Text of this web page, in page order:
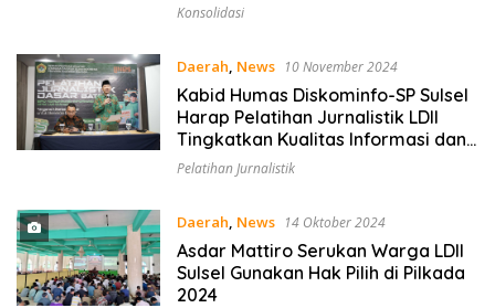
Konsolidasi
Daerah, News 10 November 2024
Kabid Humas Diskominfo-SP Sulsel
Harap Pelatihan Jurnalistik LDII
Tingkatkan Kualitas Informasi dan
Jurnalistik Beretika
Pelatihan Jurnalistik
Daerah, News 14 Oktober 2024
Asdar Mattiro Serukan Warga LDII
Sulsel Gunakan Hak Pilih di Pilkada
2024